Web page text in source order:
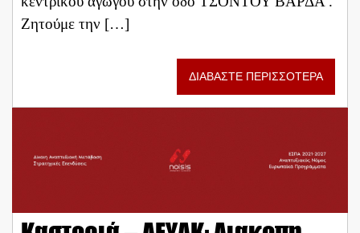
Ζητούμε την […]
ΔΙΑΒΑΣΤΕ ΠΕΡΙΣΣΟΤΕΡΑ